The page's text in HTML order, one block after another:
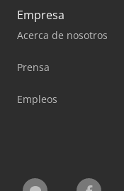
Empresa
Acerca de nosotros
Prensa
Empleos